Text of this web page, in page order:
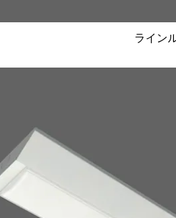
ライン